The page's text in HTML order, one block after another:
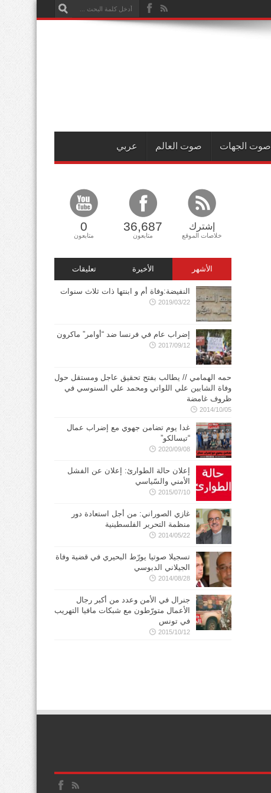
صوت الجهات صوت العالم عربي
إشترك
خلاصات الموقع
36,687
متابعون
0
متابعون
الأشهر الأخيرة تعليقات
النفيضة:وفاة أم و ابنتها ذات ثلاث سنوات
2019/03/22
إضراب عام في فرنسا ضد “أوامر” ماكرون
2017/09/12
حمه الهمامي // يطالب بفتح تحقيق عاجل ومستقل حول
وفاة الشابين علي اللواتي ومحمد علي السنوسي في
ظروف غامضة
2014/10/05
غدا يوم تضامن جهوي مع إضراب عمال
“تيسالكو”
2020/09/08
إعلان حالة الطوارئ: إعلان عن الفشل
الأمني والسّياسي
2015/07/10
غازي الصوراني: من أجل استعادة دور
منظمة التحرير الفلسطينية
2014/05/22
تسجيلا صوتيا يورّط البحيري في قضية وفاة
الجيلاني الدبوسي
2014/08/28
جنرال في الأمن وعدد من أكبر رجال
الأعمال متورّطون مع شبكات مافيا التهريب
في تونس
2015/10/12